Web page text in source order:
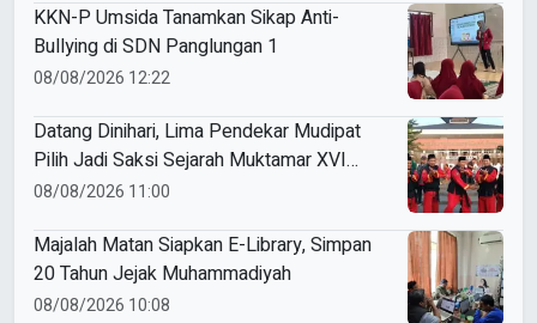
KKN-P Umsida Tanamkan Sikap Anti-
Bullying di SDN Panglungan 1
08/08/2026 12:22
Datang Dinihari, Lima Pendekar Mudipat
Pilih Jadi Saksi Sejarah Muktamar XVI
Tapak Suci
08/08/2026 11:00
Majalah Matan Siapkan E-Library, Simpan
20 Tahun Jejak Muhammadiyah
08/08/2026 10:08